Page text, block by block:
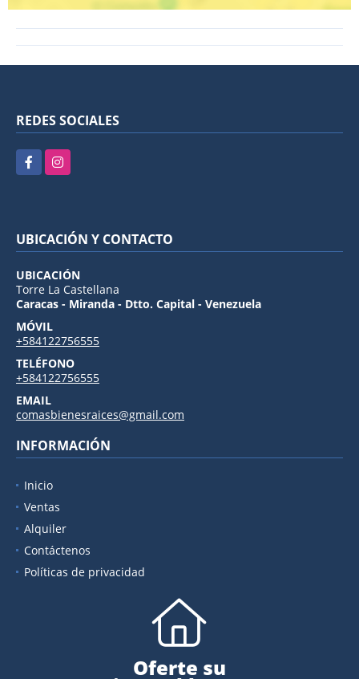
REDES SOCIALES
FacebookInstagram
UBICACIÓN Y CONTACTO
UBICACIÓN
Torre La Castellana
Caracas - Miranda - Dtto. Capital - Venezuela
MÓVIL
+584122756555
TELÉFONO
+584122756555
EMAIL
comasbienesraices@gmail.com
INFORMACIÓN
Inicio
Ventas
Alquiler
Contáctenos
Políticas de privacidad
Oferte su